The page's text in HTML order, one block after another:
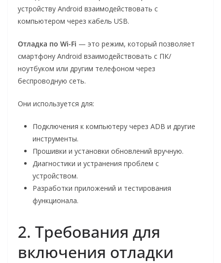
устройству Android взаимодействовать с
компьютером через кабель USB.
Отладка по Wi-Fi — это режим, который позволяет
смартфону Android взаимодействовать с ПК/
ноутбуком или другим телефоном через
беспроводную сеть.
Они используется для:
Подключения к компьютеру через ADB и другие
инструменты.
Прошивки и установки обновлений вручную.
Диагностики и устранения проблем с
устройством.
Разработки приложений и тестирования
функционала.
2. Требования для
включения отладки